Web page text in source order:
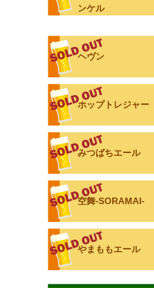
ンケル
ヘヴン
ホップトレジャー
みつばちエール
空舞-SORAMAI-
やまももエール